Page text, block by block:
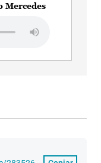
Mercedes